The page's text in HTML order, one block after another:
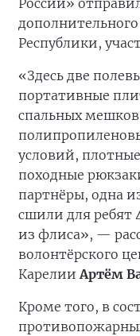
России»
Республики,
«Здесь две
портативные
спальных
условий,
походные
партнёры, одна
сшили для ребят
из флиса», —
волонтёрского
КарелииАртём
Кроме того, в